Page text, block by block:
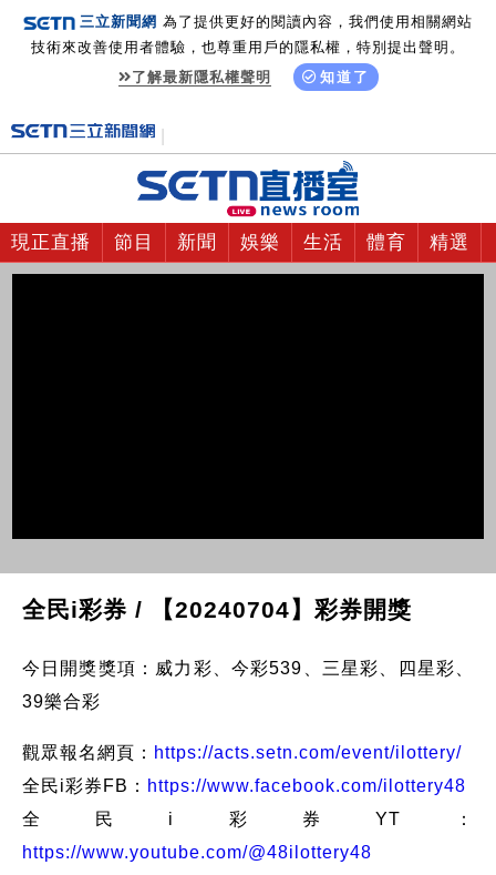
三立新聞網 為了提供更好的閱讀內容，我們使用相關網站
技術來改善使用者體驗，也尊重用戶的隱私權，特別提出聲明。
了解最新隱私權聲明
知道了
現正直播 節目 新聞 娛樂 生活 體育 精選
全民i彩券 / 【20240704】彩券開獎
今日開獎獎項：威力彩、今彩539、三星彩、四星彩、
39樂合彩
觀眾報名網頁： https://acts.setn.com/event/ilottery/
全民i彩券FB： https://www.facebook.com/ilottery48
全民i彩券YT：
https://www.youtube.com/@48ilottery48